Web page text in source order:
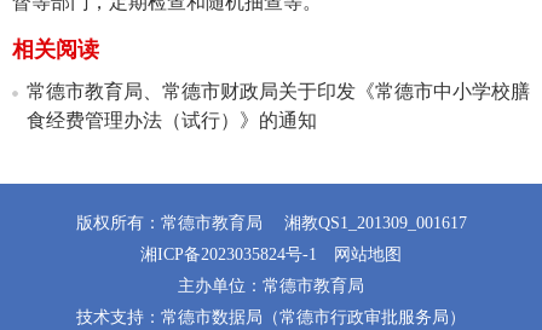
相关阅读
常德市教育局、常德市财政局关于印发《常德市中小学校膳
食经费管理办法（试行）》的通知
版权所有：常德市教育局
湘教QS1_201309_001617
湘ICP备2023035824号-1
网站地图
主办单位：常德市教育局
技术支持：常德市数据局（常德市行政审批服务局）